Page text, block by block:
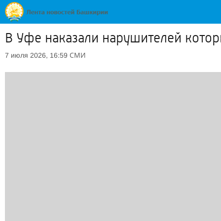
В Уфе наказали нарушителей
7 июля 2026, 16:59 СМИ